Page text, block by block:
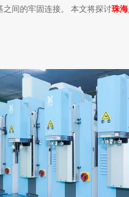
间的牢固连接。
本文将探讨珠